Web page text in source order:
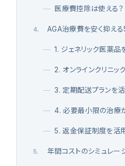
— 医療費控除は使える？
4. AGA治療費を安く抑え
— 1. ジェネリック医薬品
— 2. オンラインクリニッ
— 3. 定期配送プランを
— 4. 必要最小限の治療
— 5. 返金保証制度を活
5. 年間コストのシミュレー